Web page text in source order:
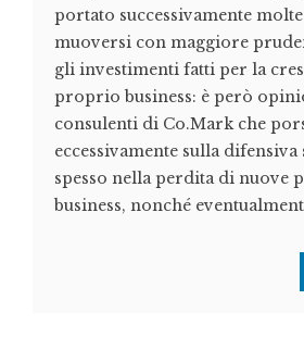
portato successivamente
muoversi con maggiore
gli investimenti fatti per la
proprio business: è però
consulenti di Co.Mark che
eccessivamente sulla difensiva
spesso nella perdita di nuove
business, nonché